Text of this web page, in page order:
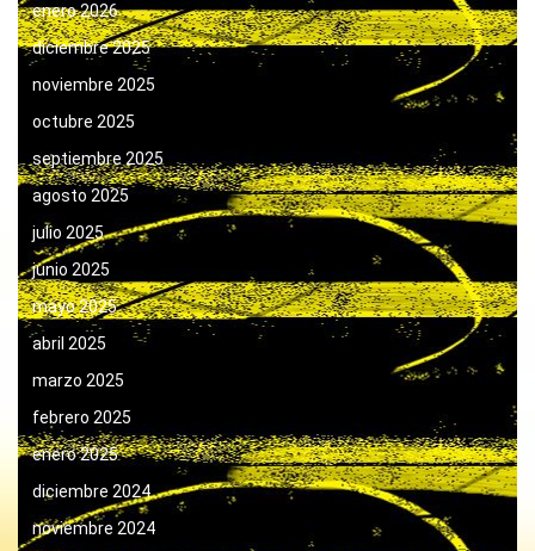
enero 2026
diciembre 2025
noviembre 2025
octubre 2025
septiembre 2025
agosto 2025
julio 2025
junio 2025
mayo 2025
abril 2025
marzo 2025
febrero 2025
enero 2025
diciembre 2024
noviembre 2024